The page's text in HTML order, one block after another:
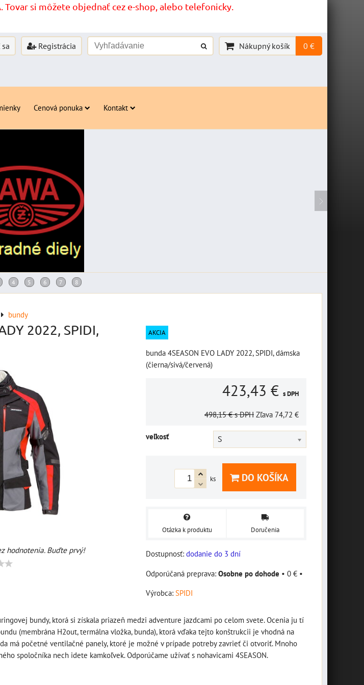
Tovar si môžete objednať cez e-shop, alebo telefonicky.
Registrácia Nákupný košík 0 €
Cenová ponuka Kontakt
bundy
2022, SPIDI,
hodnotenia. Buďte prvý!
AKCIA
bunda 4SEASON EVO LADY 2022, SPIDI, dámska
(čierna/sivá/červená)
423,43 € s DPH
498,15 € s DPH Zľava 74,72 €
veľkosť S
ks DO KOŠÍKA
Otázka k produktu Doručenia
Dostupnosť: dodanie do 3 dní
Osobne po dohode • 0 € •
Výrobca: SPIDI
bundy, ktorá si získala priazeň medzi adventure jazdcami po celom svete. Ocenia ju tí
(membrána H2out, termálna vložka, bunda), ktorá vďaka tejto konštrukcii je vhodná na
má početné ventilačné panely, ktoré je možné v prípade potreby zavrieť či otvoriť. Mnoho
spoločníka nech idete kamkoľvek. Odporúčame užívať s nohavicami 4SEASON.